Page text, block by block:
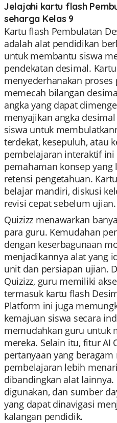
Jelajahi kartu flash
seharga Kelas 9
Kartu flash Pembulatan
adalah alat pendidikan
untuk membantu siswa
pendekatan desimal.
menyederhanakan
memecah bilangan
angka yang dapat
menyajikan angka
siswa untuk
terdekat, kesepuluh, atau
pembelajaran interaktif
pemahaman konsep
retensi pengetahuan.
belajar mandiri, diskusi
revisi cepat sebelum ujian.
Quizizz menawarkan
para guru. Kemudahan
dengan keserbagunaan
menjadikannya alat yang
unit dan persiapan ujian.
Quizizz, guru memiliki
termasuk kartu flash
Platform ini juga
kemajuan siswa secara
memudahkan guru untuk
mereka. Selain itu, fitur AI
pertanyaan yang
pembelajaran lebih
dibandingkan alat
digunakan, dan sumber
yang dapat dinavigasi
kalangan pendidik.